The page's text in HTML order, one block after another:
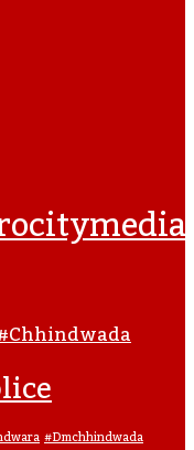
#dmchhindwada